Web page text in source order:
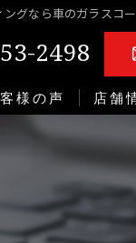
グなら車のガラスコ
2498
様の声 店舗